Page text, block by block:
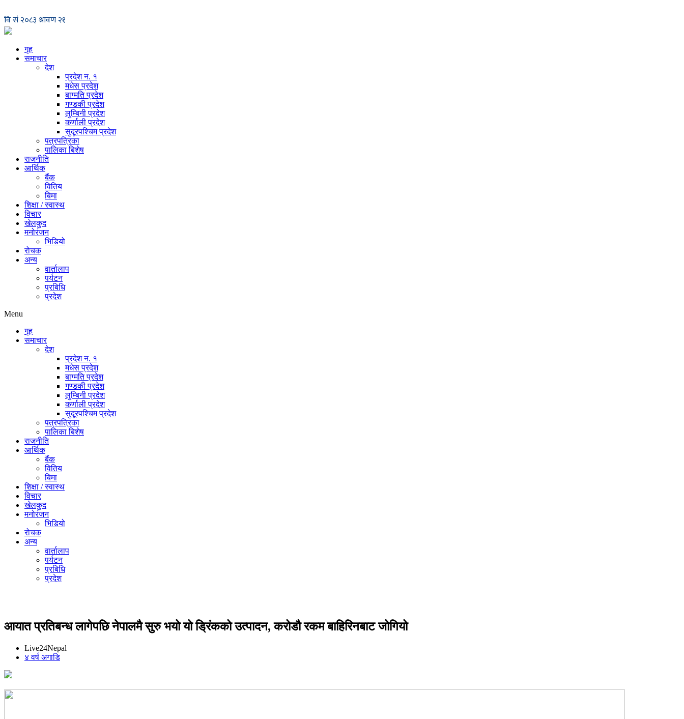
गृह
समाचार
देश
प्रदेश न. १
मधेस प्रदेश
बाग्मति प्रदेश
गण्डकी प्रदेश
लुम्बिनी प्रदेश
कर्णाली प्रदेश
सुदूरपश्चिम प्रदेश
पत्रपत्रिका
पालिका बिशेष
राजनीति
आर्थिक
बैंक
वितिय
बिमा
शिक्षा / स्वास्थ
विचार
खेलकुद
मनोरंजन
भिडियो
रोचक
अन्य
वार्तालाप
पर्यटन
प्रबिधि
प्रदेश
Menu
गृह
समाचार
देश
प्रदेश न. १
मधेस प्रदेश
बाग्मति प्रदेश
गण्डकी प्रदेश
लुम्बिनी प्रदेश
कर्णाली प्रदेश
सुदूरपश्चिम प्रदेश
पत्रपत्रिका
पालिका बिशेष
राजनीति
आर्थिक
बैंक
वितिय
बिमा
शिक्षा / स्वास्थ
विचार
खेलकुद
मनोरंजन
भिडियो
रोचक
अन्य
वार्तालाप
पर्यटन
प्रबिधि
प्रदेश
आयात प्रतिबन्ध लागेपछि नेपालमै सुरु भयो यो ड्रिंकको उत्पादन, करोडौ रकम बाहिरिनबाट जोगियो
Live24Nepal
४ वर्ष अगाडि